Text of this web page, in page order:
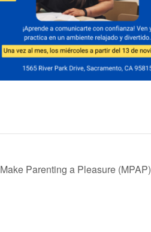
Make Parenting a Pleasure (MPAP)